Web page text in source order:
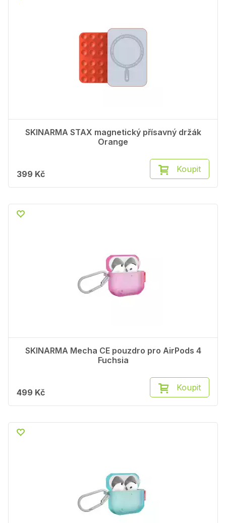
SKINARMA STAX magnetický přísavný držák
Orange
399 Kč Koupit
SKINARMA Mecha CE pouzdro pro AirPods 4
Fuchsia
499 Kč Koupit